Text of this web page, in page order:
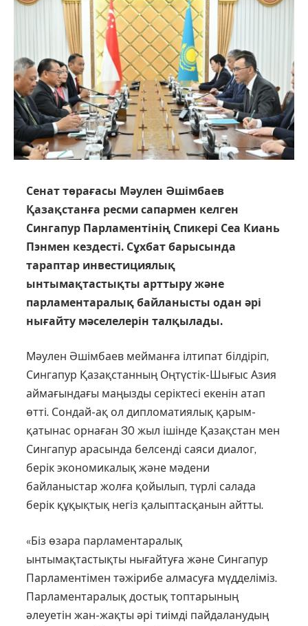
Сенат төрағасы Мәулен Әшімбаев
Қазақстанға ресми сапармен келген
Сингапур Парламентінің Спикері Сеа Киань
Пэнмен кездесті. Сұхбат барысында
тараптар инвестициялық
ынтымақтастықты арттыру және
парламентаралық байланысты одан әрі
нығайту мәселелерін талқылады.
Мәулен Әшімбаев мейманға ілтипат білдіріп,
Сингапур Қазақстанның Оңтүстік-Шығыс Азия
аймағындағы маңызды серіктесі екенін атап
өтті. Сондай-ақ ол дипломатиялық қарым-
қатынас орнаған 30 жыл ішінде Қазақстан мен
Сингапур арасында белсенді саяси диалог,
берік экономикалық және мәдени
байланыстар жолға қойылып, түрлі салада
берік құқықтық негіз қалыптасқанын айтты.
«Біз өзара парламентаралық
ынтымақтастықты нығайтуға және Сингапур
Парламенті­мен тәжірибе алмасуға мүдделі­міз.
Парламентаралық достық топтарының
әлеуетін жан-жақты әрі тиімді пайдаланудың